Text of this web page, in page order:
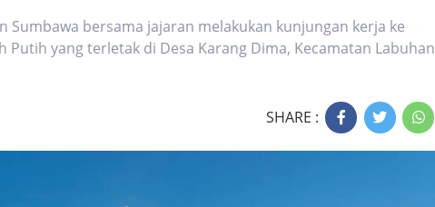
Sumbawa bersama jajaran melakukan kunjungan kerja ke
yang terletak di Desa Karang Dima, Kecamatan Labuhan
SHARE :